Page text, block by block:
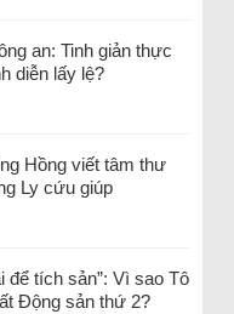
an: Tinh giản thực
diễn lấy lệ?
Hồng viết tâm thư
Ly cứu giúp
để tích sản”: Vì sao Tô
Động sản thứ 2?